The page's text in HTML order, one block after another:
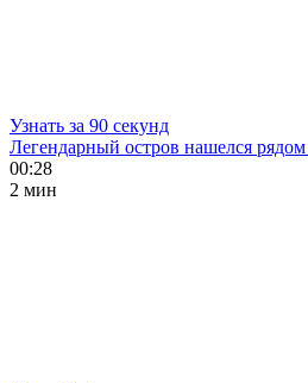
Узнать за 90 секунд
Легендарный остров нашелся
00:28
2 мин